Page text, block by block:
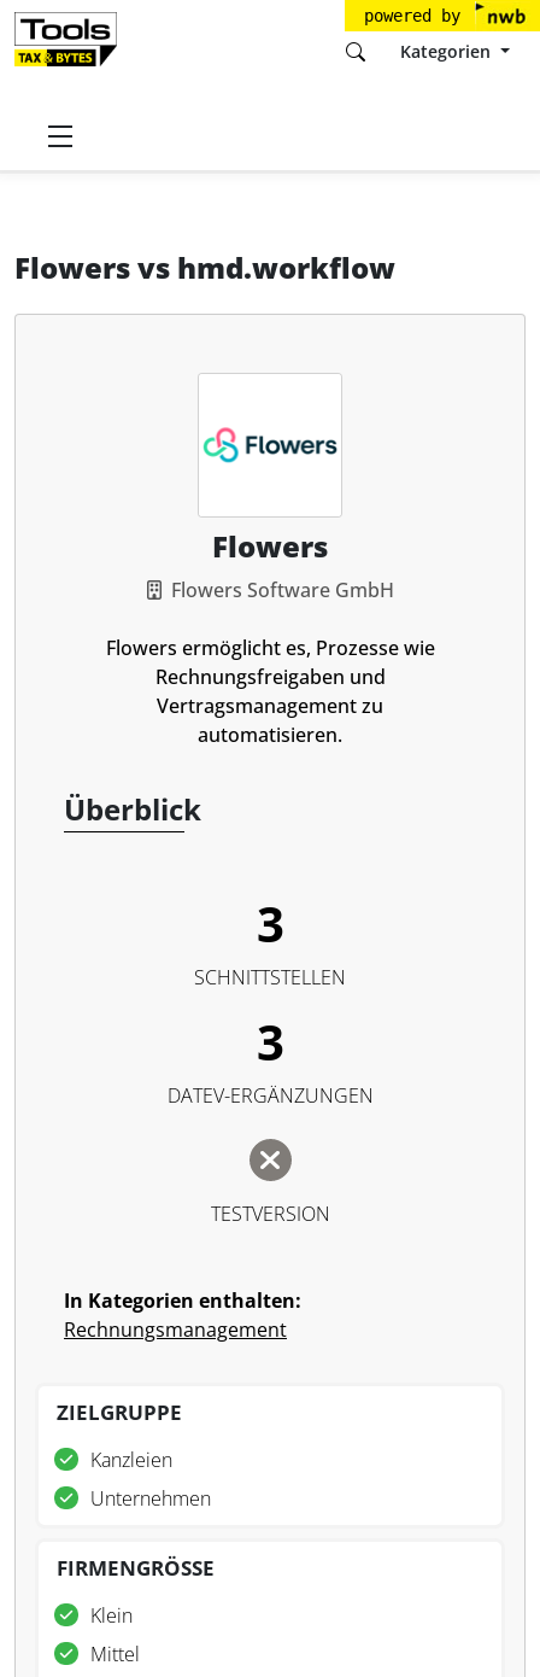
powered by
Kategorien
Startseite
Flowersvs hmd.workflow
Flowers
Flowers Software GmbH
Flowers ermöglicht es, Prozesse wie
Rechnungsfreigaben und
Vertragsmanagement zu
automatisieren.
Überblick
3
SCHNITTSTELLEN
3
DATEV-ERGÄNZUNGEN
TESTVERSION
In Kategorien enthalten:
Rechnungsmanagement
ZIELGRUPPE
Kanzleien
Unternehmen
FIRMENGRÖSSE
Klein
Mittel